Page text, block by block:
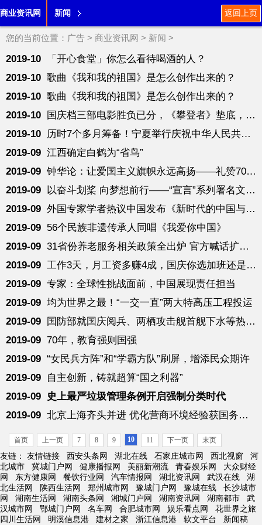
商业资讯网 新闻 返回上页
您的当前位置： 广告 > 商业资讯网 > 新闻 >
2019-10
「开心食堂」你怎么看待喝酒的人？
2019-10 歌曲《我和我的祖国》是怎么创作出来的？
2019-10 歌曲《我和我的祖国》是怎么创作出来的？
2019-10
国庆档三部电影胜负已分，《攀登者》垫底，出品方市值蒸发11亿
2019-10 历时7个多月筹备！宁夏举行庆祝中华人民共和国成立70周年文艺晚
2019-09 江西确定白鹤为“省鸟”
2019-09 钟华论：让爱国主义旗帜永远高扬——礼赞70年新中国
2019-09 以奋斗划桨 向梦想前行——“宣言”系列署名文章引发热烈反响
2019-09 外国专家学者热议中国发布《新时代的中国与世界》白皮书
2019-09 56个民族非遗传承人同唱《我爱你中国》
2019-09 31省份养老服务相关政策全出炉 官方喊话扩大供给
2019-09 工作3天，月工资多赚4成，国庆你选加班还是休假？
2019-09 专家：全球性挑战面前，中国展现责任担当
2019-09 均为世界之最！“一交一直”两大特高压工程投运
2019-09
国防部就国庆阅兵、两栖攻击舰首舰下水等热点答问
2019-09 70年，教育强则国强
2019-09 “女民兵方阵”和“学霸方队”刷屏，增添民众期许
2019-09
自主创新，铸就超算“国之利器”
2019-09
史上最严垃圾管理条例开启强制分类时代
2019-09 北京上海齐头并进 优化营商环境经验获国务院推广
首页 上一页 7 8 9 10 11 下一页 末页
友链： 友情链接 西安头条网 湖北在线 石家庄城市网 西北视窗
河
北城市
冀城门户网 健康播报网 美丽新潮流 青春娱乐网
大众财经
网
东方健康网 餐饮行业网 汽车情报网 湖北资讯网 武汉在线
湖
北生活网
陕西生活网 郑州城市网 豫城门户网 豫城在线
长沙城市
网
湖南生活网 湖南头条网 湘城门户网 湖南资讯网 湖南都市
武
汉城市网
鄂城门户网 名车网 合肥城市网 娱乐看点网
花世界之旅
四川生活网
明溪信息港 建材之家 浙江信息港 软文平台 新闻稿